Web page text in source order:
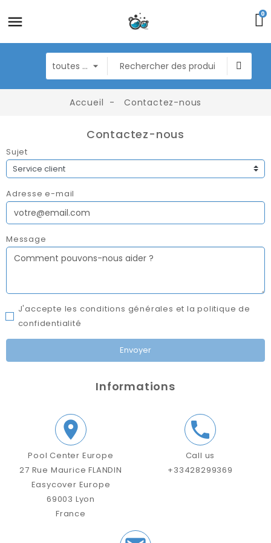
0
Accueil Contactez-nous
Contactez-nous
Sujet
Adresse e-mail
Message
J'accepte les conditions générales et la politique de
confidentialité
Informations

Pool Center Europe
27 Rue Maurice FLANDIN
Easycover Europe
69003 Lyon
France

Call us
+33428299369